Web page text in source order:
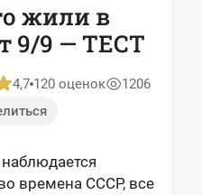
жили в
9/9 — ТЕСТ
4,7 120 оценок
1206
времена СССР, все